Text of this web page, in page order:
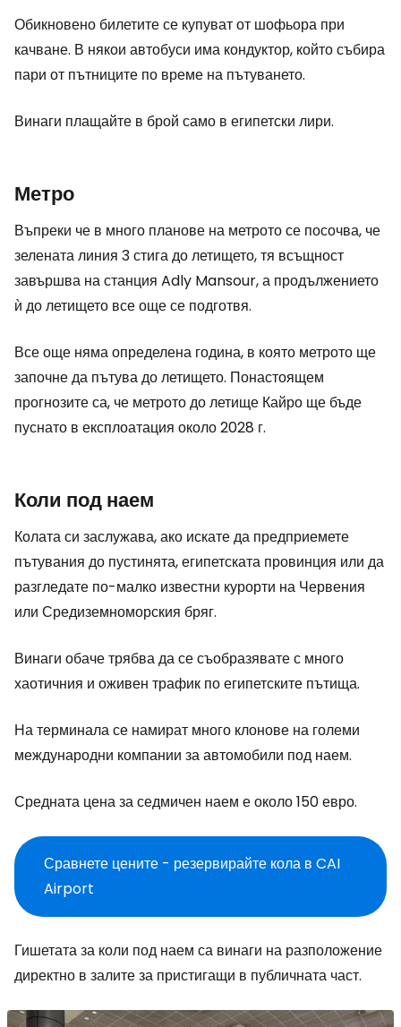
Обикновено билетите се купуват от шофьора при
качване. В някои автобуси има кондуктор, който събира
пари от пътниците по време на пътуването.
Винаги плащайте в брой само в египетски лири.
Метро
Въпреки че в много планове на метрото се посочва, че
зелената линия 3 стига до летището, тя всъщност
завършва на станция Adly Mansour, а продължението
ѝ до летището все още се подготвя.
Все още няма определена година, в която метрото ще
започне да пътува до летището. Понастоящем
прогнозите са, че метрото до летище Кайро ще бъде
пуснато в експлоатация около 2028 г.
Коли под наем
Колата си заслужава, ако искате да предприемете
пътувания до пустинята, египетската провинция или да
разгледате по-малко известни курорти на Червения
или Средиземноморския бряг.
Винаги обаче трябва да се съобразявате с много
хаотичния и оживен трафик по египетските пътища.
На терминала се намират много клонове на големи
международни компании за автомобили под наем.
Средната цена за седмичен наем е около 150 евро.
Сравнете цените - резервирайте кола в CAI
Airport
Гишетата за коли под наем са винаги на разположение
директно в залите за пристигащи в публичната част.